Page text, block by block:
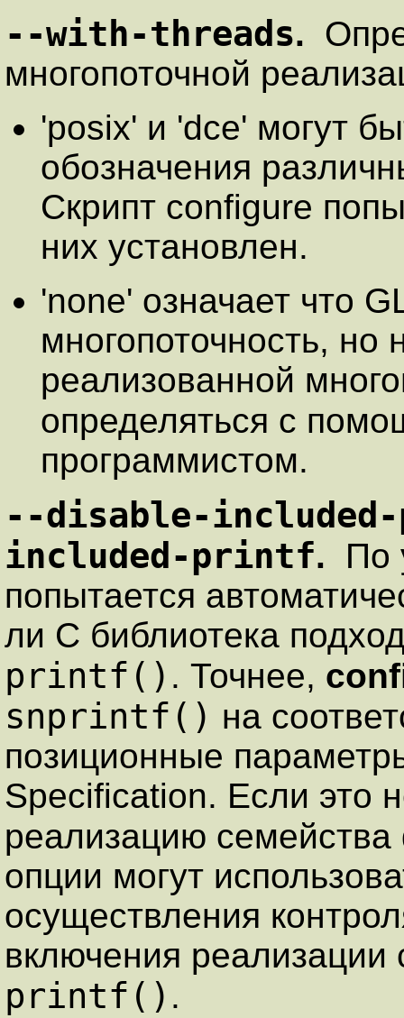
--with-threads.
многопоточной
'posix' и 'dce' могут
обозначения
Скрипт configure
них установлен.
'none' означает что
многопоточность,
реализованной
определяться с
программистом.
--disable-
included-printf.
По
попытается
ли C библиотека
printf() . Точнее,
snprintf() на
позиционные
Specification. Если это
реализацию
опции могут
осуществления
включения
printf() .